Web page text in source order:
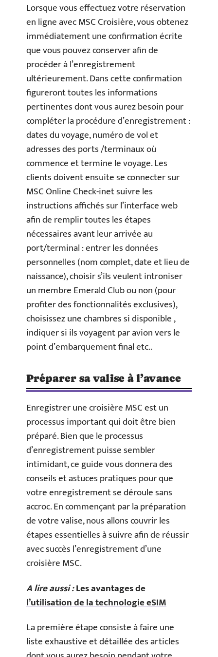
Lorsque vous effectuez votre réservation
en ligne avec MSC Croisière, vous obtenez
immédiatement une confirmation écrite
que vous pouvez conserver afin de
procéder à l’enregistrement
ultérieurement. Dans cette confirmation
figureront toutes les informations
pertinentes dont vous aurez besoin pour
compléter la procédure d’enregistrement :
dates du voyage, numéro de vol et
adresses des ports /terminaux où
commence et termine le voyage. Les
clients doivent ensuite se connecter sur
MSC Online Check-inet suivre les
instructions affichés sur l’interface web
afin de remplir toutes les étapes
nécessaires avant leur arrivée au
port/terminal : entrer les données
personnelles (nom complet, date et lieu de
naissance), choisir s’ils veulent introniser
un membre Emerald Club ou non (pour
profiter des fonctionnalités exclusives),
choisissez une chambres si disponible ,
indiquer si ils voyagent par avion vers le
point d’embarquement final etc..
Préparer sa valise à l’avance
Enregistrer une croisière MSC est un
processus important qui doit être bien
préparé. Bien que le processus
d’enregistrement puisse sembler
intimidant, ce guide vous donnera des
conseils et astuces pratiques pour que
votre enregistrement se déroule sans
accroc. En commençant par la préparation
de votre valise, nous allons couvrir les
étapes essentielles à suivre afin de réussir
avec succès l’enregistrement d’une
croisière MSC.
A lire aussi :Les avantages de
l’utilisation de la technologie eSIM
La première étape consiste à faire une
liste exhaustive et détaillée des articles